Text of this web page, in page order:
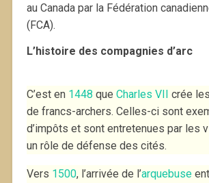
au Canada par la Fédération
(FCA).
L’histoire des compagnies d’arc
C’est en 1448 que Charles VII crée
de francs-archers. Celles-ci sont
d’impôts et sont entretenues par les
un rôle de défense des cités.
Vers 1500, l’arrivée de l’arquebuse